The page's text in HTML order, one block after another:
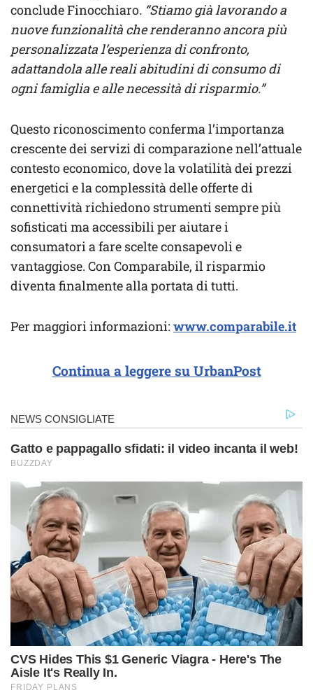
conclude Finocchiaro. “Stiamo già lavorando a
nuove funzionalità che renderanno ancora più
personalizzata l’esperienza di confronto,
adattandola alle reali abitudini di consumo di
ogni famiglia e alle necessità di risparmio.”
Questo riconoscimento conferma l’importanza
crescente dei servizi di comparazione nell’attuale
contesto economico, dove la volatilità dei prezzi
energetici e la complessità delle offerte di
connettività richiedono strumenti sempre più
sofisticati ma accessibili per aiutare i
consumatori a fare scelte consapevoli e
vantaggiose. Con Comparabile, il risparmio
diventa finalmente alla portata di tutti.
Per maggiori informazioni: www.comparabile.it
Continua a leggere su UrbanPost